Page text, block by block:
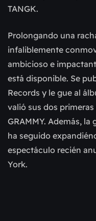
TANGK.
Prolongando una
infaliblemente
ambicioso e
está disponible. Se
Records y le gue al
valió sus dos
GRAMMY. Además,
ha seguido
espectáculo recién
York.